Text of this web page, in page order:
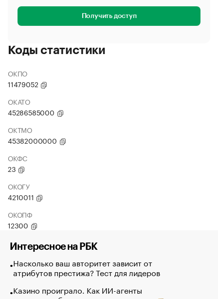
Получить доступ
Коды статистики
ОКПО
11479052
ОКАТО
45286585000
ОКТМО
45382000000
ОКФС
23
ОКОГУ
4210011
ОКОПФ
12300
Интересное на РБК
Насколько ваш авторитет зависит от
атрибутов престижа? Тест для лидеров
Казино проиграло. Как ИИ-агенты